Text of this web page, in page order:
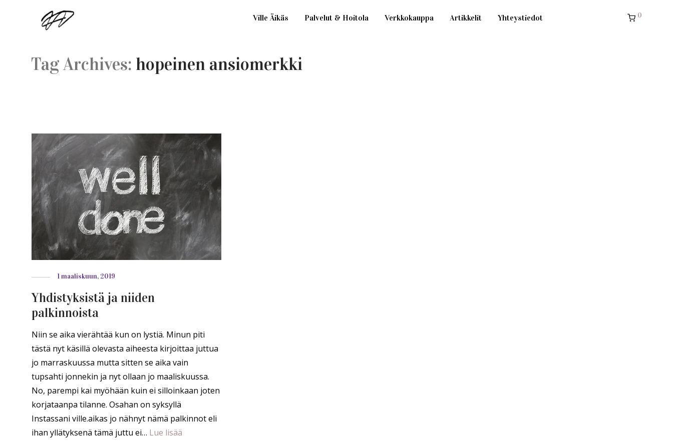
Ville Äikäs Palvelut & Hoitola Verkkokauppa Artikkelit Yhteystiedot 0
Tag Archives: hopeinen ansiomerkki
1 maaliskuun, 2019
Yhdistyksistä ja niiden
palkinnoista
Niin se aika vierähtää kun on lystiä. Minun piti
tästä nyt käsillä olevasta aiheesta kirjoittaa juttua
jo marraskuussa mutta sitten se aika vain
tupsahti jonnekin ja nyt ollaan jo maaliskuussa.
No, parempi kai myöhään kuin ei silloinkaan joten
korjataanpa tilanne. Osahan on syksyllä
Instassani ville.aikas jo nähnyt nämä palkinnot eli
ihan yllätyksenä tämä juttu ei… Lue lisää